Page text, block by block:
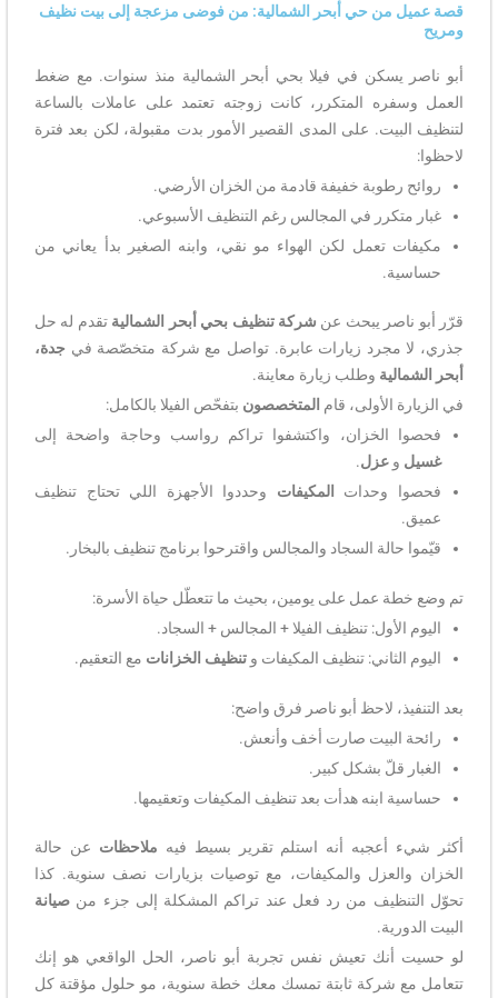
قصة عميل من حي أبحر الشمالية: من فوضى مزعجة إلى بيت نظيف
ومريح
أبو ناصر يسكن في فيلا بحي أبحر الشمالية منذ سنوات. مع ضغط
العمل وسفره المتكرر، كانت زوجته تعتمد على عاملات بالساعة
لتنظيف البيت. على المدى القصير الأمور بدت مقبولة، لكن بعد فترة
لاحظوا:
روائح رطوبة خفيفة قادمة من الخزان الأرضي.
غبار متكرر في المجالس رغم التنظيف الأسبوعي.
مكيفات تعمل لكن الهواء مو نقي، وابنه الصغير بدأ يعاني من
حساسية.
قرّر أبو ناصر يبحث عن شركة تنظيف بحي أبحر الشمالية تقدم له حل
جذري، لا مجرد زيارات عابرة. تواصل مع شركة متخصّصة في جدة،
أبحر الشمالية وطلب زيارة معاينة.
في الزيارة الأولى، قام المتخصصون بتفحّص الفيلا بالكامل:
فحصوا الخزان، واكتشفوا تراكم رواسب وحاجة واضحة إلى
غسيل وعزل.
فحصوا وحدات
المكيفات وحددوا الأجهزة اللي تحتاج تنظيف
عميق.
قيّموا حالة السجاد والمجالس واقترحوا برنامج تنظيف بالبخار.
تم وضع خطة عمل على يومين، بحيث ما تتعطّل حياة الأسرة:
اليوم الأول: تنظيف الفيلا + المجالس + السجاد.
اليوم الثاني: تنظيف المكيفات وتنظيف الخزانات مع التعقيم.
بعد التنفيذ، لاحظ أبو ناصر فرق واضح:
رائحة البيت صارت أخف وأنعش.
الغبار قلّ بشكل كبير.
حساسية ابنه هدأت بعد تنظيف المكيفات وتعقيمها.
أكثر شيء أعجبه أنه استلم تقرير بسيط فيه ملاحظات عن حالة
الخزان والعزل والمكيفات، مع توصيات بزيارات نصف سنوية. كذا
تحوّل التنظيف من رد فعل عند تراكم المشكلة إلى جزء من صيانة
البيت الدورية.
لو حسيت أنك تعيش نفس تجربة أبو ناصر، الحل الواقعي هو إنك
تتعامل مع شركة ثابتة تمسك معك خطة سنوية، مو حلول مؤقتة كل